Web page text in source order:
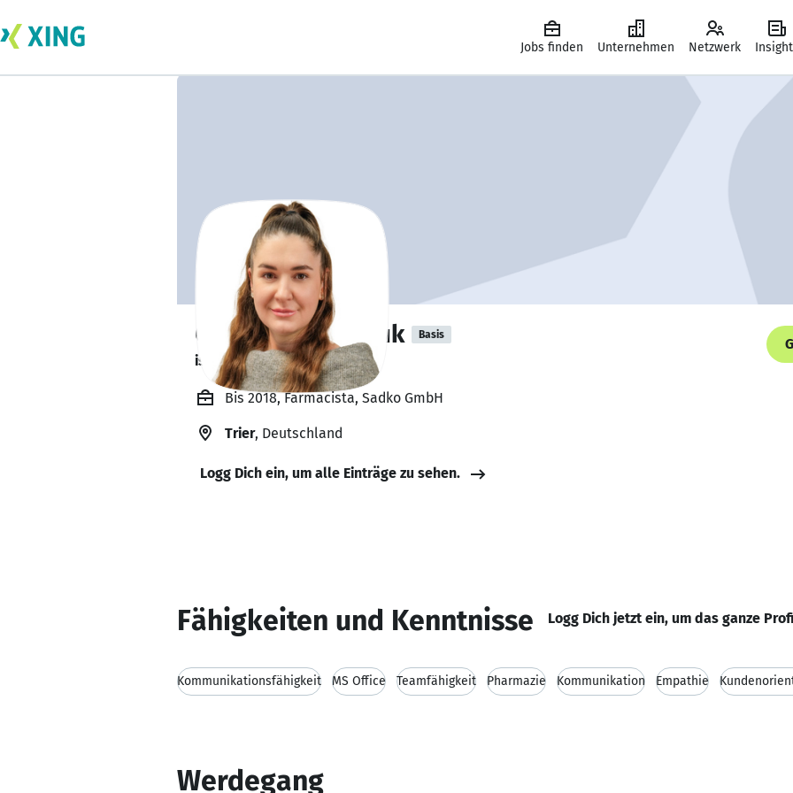
Jobs finden Unternehmen Netzwerk
Olena Moskovchuk Basis
ist offen für Projekte. 🔎
Bis 2018, Farmacista, Sadko GmbH
Trier, Deutschland
Logg Dich ein, um alle Einträge zu sehen.
Fähigkeiten und Kenntnisse Logg Dich jetzt ein, um das ganze
Kommunikationsfähigkeit MS Office Teamfähigkeit Pharmazie Kommunikation Empathie
Werdegang